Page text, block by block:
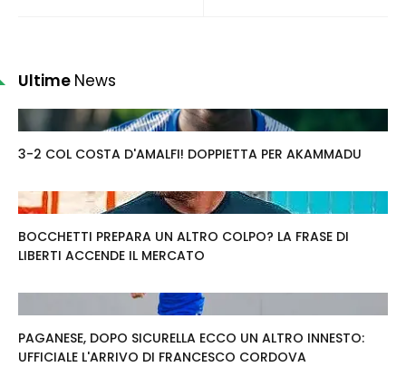
Ultime News
3-2 COL COSTA D'AMALFI! DOPPIETTA PER AKAMMADU
BOCCHETTI PREPARA UN ALTRO COLPO? LA FRASE DI
LIBERTI ACCENDE IL MERCATO
PAGANESE, DOPO SICURELLA ECCO UN ALTRO INNESTO:
UFFICIALE L'ARRIVO DI FRANCESCO CORDOVA